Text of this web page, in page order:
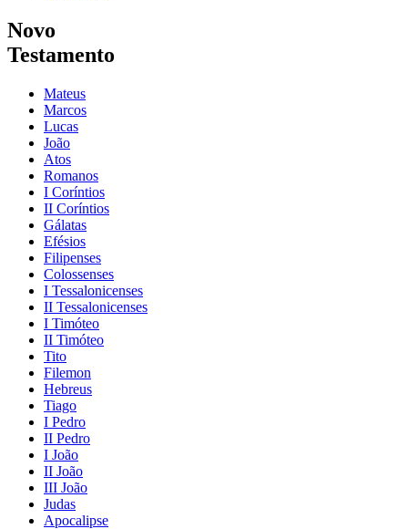
Novo
Testamento
Mateus
Marcos
Lucas
João
Atos
Romanos
I Coríntios
II Coríntios
Gálatas
Efésios
Filipenses
Colossenses
I Tessalonicenses
II Tessalonicenses
I Timóteo
II Timóteo
Tito
Filemon
Hebreus
Tiago
I Pedro
II Pedro
I João
II João
III João
Judas
Apocalipse